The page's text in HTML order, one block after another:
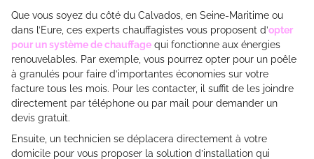
Que vous soyez du côté du Calvados, en Seine-Maritime ou
dans l’Eure, ces experts chauffagistes vous proposent d’opter
pour un système de chauffage qui fonctionne aux énergies
renouvelables. Par exemple, vous pourrez opter pour un poêle
à granulés pour faire d’importantes économies sur votre
facture tous les mois. Pour les contacter, il suffit de les joindre
directement par téléphone ou par mail pour demander un
devis gratuit.
Ensuite, un technicien se déplacera directement à votre
domicile pour vous proposer la solution d’installation qui